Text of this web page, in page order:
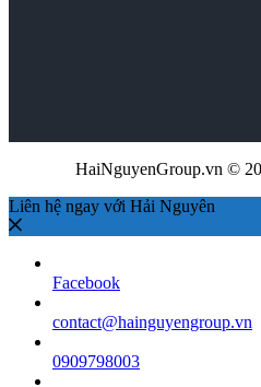
HaiNguyenGroup.vn ©
Liên hệ ngay với Hải Nguyên
Facebook
contact@hainguyengroup.vn
0909798003